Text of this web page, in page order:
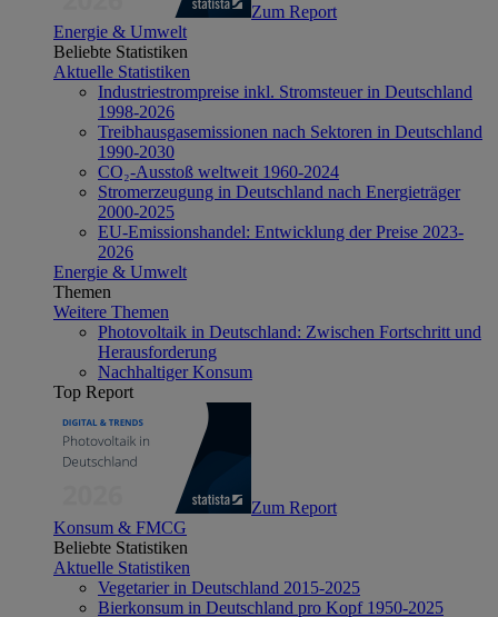
Zum Report
Energie & Umwelt
Beliebte Statistiken
Aktuelle Statistiken
Industriestrompreise inkl. Stromsteuer in Deutschland
1998-2026
Treibhausgasemissionen nach Sektoren in Deutschland
1990-2030
CO₂-Ausstoß weltweit 1960-2024
Stromerzeugung in Deutschland nach Energieträger
2000-2025
EU-Emissionshandel: Entwicklung der Preise 2023-
2026
Energie & Umwelt
Themen
Weitere Themen
Photovoltaik in Deutschland: Zwischen Fortschritt und
Herausforderung
Nachhaltiger Konsum
Top Report
Zum Report
Konsum & FMCG
Beliebte Statistiken
Aktuelle Statistiken
Vegetarier in Deutschland 2015-2025
Bierkonsum in Deutschland pro Kopf 1950-2025